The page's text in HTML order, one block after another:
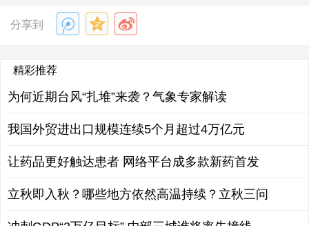
分享到
精彩推荐
为何近期台风“扎堆”来袭？气象专家解读
我国外贸进出口规模连续5个月超过4万亿元
让药品更好触达患者 网络平台成多款新药首发
立秋即入秋？哪些地方依然高温持续？立秋三问